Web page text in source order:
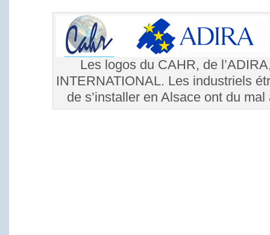
Les logos du CAHR, de
INTERNATIONAL. Les industriels
de s’installer en Alsace ont du